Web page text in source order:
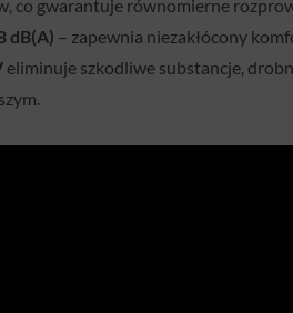
co gwarantuje równomierne
dB(A) – zapewnia niezakłócony
eliminuje szkodliwe substancje,